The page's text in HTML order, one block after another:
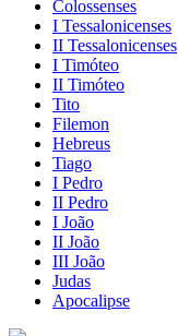
Colossenses
I Tessalonicenses
II Tessalonicenses
I Timóteo
II Timóteo
Tito
Filemon
Hebreus
Tiago
I Pedro
II Pedro
I João
II João
III João
Judas
Apocalipse